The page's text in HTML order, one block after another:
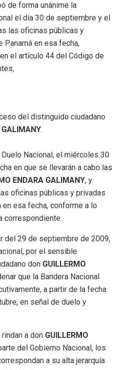
de forma unánime la
el día 30 de septiembre y el
las oficinas públicas y
Panamá en esa fecha,
el artículo 44 del Código de
del distinguido ciudadano
GALIMANY.
Nacional, el miércoles 30
en que se llevarán a cabo las
ENDARA GALIMANY, y
oficinas públicas y privadas
esa fecha, conforme a lo
correspondiente.
del 29 de septiembre de 2009,
por el sensible
don GUILLERMO
que la Bandera Nacional
a partir de la fecha
en señal de duelo y
a don GUILLERMO
del Gobierno Nacional, los
a su alta jerarquía